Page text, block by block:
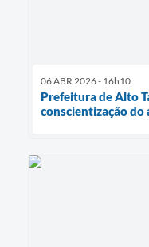
06 ABR 2026 - 16h10
Prefeitura de Alto
conscientização do